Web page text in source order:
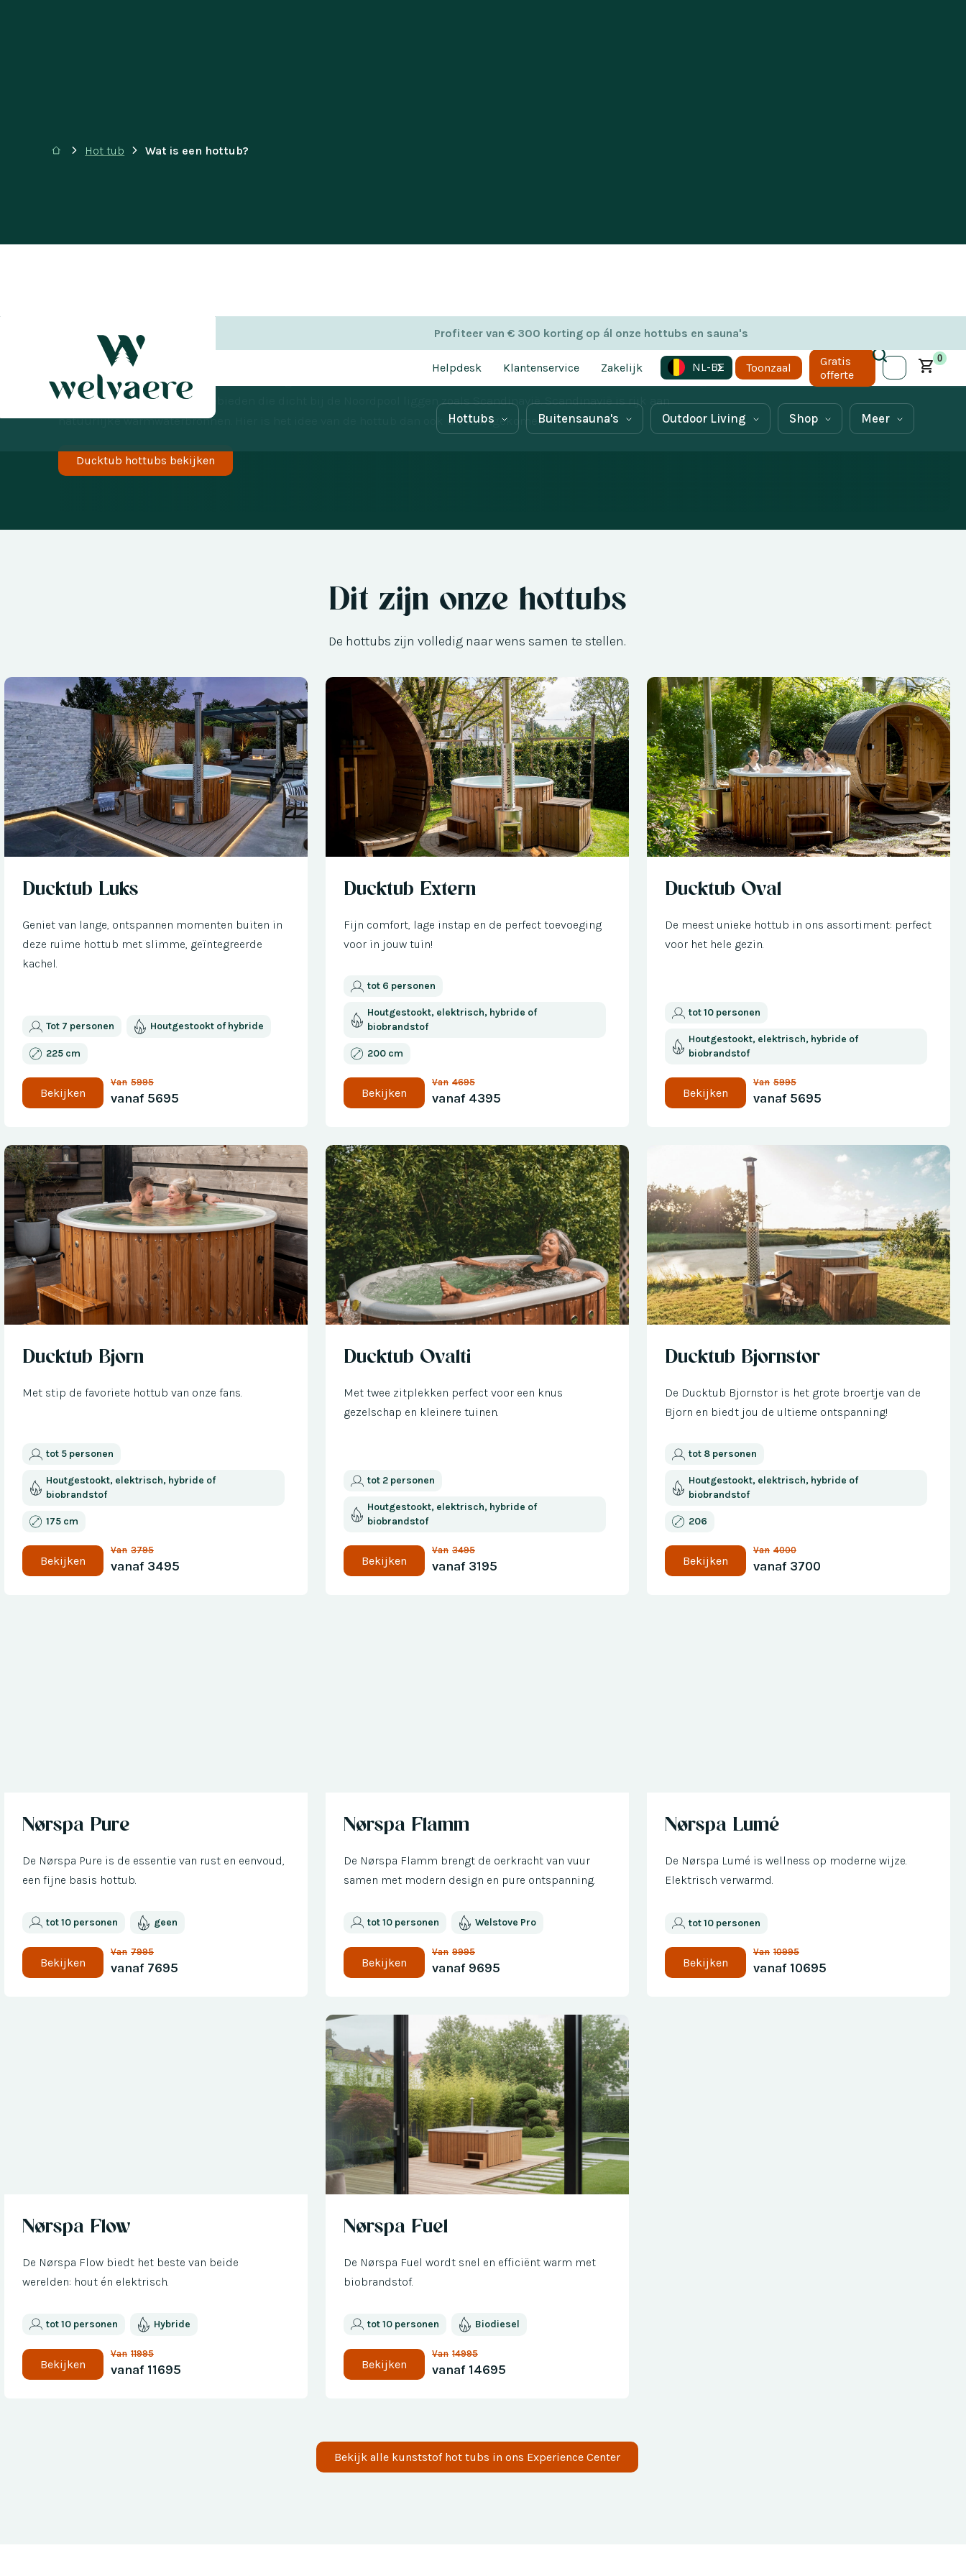
Profiteer van € 300 korting op ál onze hottubs en sauna's
Helpdesk Klantenservice Zakelijk NL-BE Toonzaal
Gratis
offerte
0
Hottubs Buitensauna's Outdoor Living Shop Meer
Hot tub Wat is een hottub?
Wat is een hottub?
Lang geleden werden er al houten baden gemaakt die verwarmd werden met een houtkachel. De hottub kent een lange
geschiedenis en komt uit gebieden die dicht bij de Noordpool liggen zoals Scandinavië. Scandinavië is rijk aan
natuurlijke warmwaterbronnen. Hier is het idee van de hottub dan ook uit voortgekomen.
Ducktub hottubs bekijken
Dit zijn onze hottubs
De hottubs zijn volledig naar wens samen te stellen.
Ducktub Luks
Geniet van lange, ontspannen momenten buiten in
deze ruime hottub met slimme, geïntegreerde
kachel.
Tot 7 personen Houtgestookt of hybride
225 cm
Bekijken
Van 5995
vanaf 5695
Ducktub Extern
Fijn comfort, lage instap en de perfect toevoeging
voor in jouw tuin!
tot 6 personen
Houtgestookt, elektrisch, hybride of
biobrandstof
200 cm
Bekijken
Van 4695
vanaf 4395
Ducktub Oval
De meest unieke hottub in ons assortiment: perfect
voor het hele gezin.
tot 10 personen
Houtgestookt, elektrisch, hybride of
biobrandstof
Bekijken
Van 5995
vanaf 5695
Ducktub Bjorn
Met stip de favoriete hottub van onze fans.
tot 5 personen
Houtgestookt, elektrisch, hybride of
biobrandstof
175 cm
Bekijken
Van 3795
vanaf 3495
Ducktub Ovalti
Met twee zitplekken perfect voor een knus
gezelschap en kleinere tuinen.
tot 2 personen
Houtgestookt, elektrisch, hybride of
biobrandstof
Bekijken
Van 3495
vanaf 3195
Ducktub Bjornstor
De Ducktub Bjornstor is het grote broertje van de
Bjorn en biedt jou de ultieme ontspanning!
tot 8 personen
Houtgestookt, elektrisch, hybride of
biobrandstof
206
Bekijken
Van 4000
vanaf 3700
Nørspa Pure
De Nørspa Pure is de essentie van rust en eenvoud,
een fijne basis hottub.
tot 10 personen geen
Bekijken
Van 7995
vanaf 7695
Nørspa Flamm
De Nørspa Flamm brengt de oerkracht van vuur
samen met modern design en pure ontspanning.
tot 10 personen Welstove Pro
Bekijken
Van 9995
vanaf 9695
Nørspa Lumé
De Nørspa Lumé is wellness op moderne wijze.
Elektrisch verwarmd.
tot 10 personen
Bekijken
Van 10995
vanaf 10695
Nørspa Flow
De Nørspa Flow biedt het beste van beide
werelden: hout én elektrisch.
tot 10 personen Hybride
Bekijken
Van 11995
vanaf 11695
Nørspa Fuel
De Nørspa Fuel wordt snel en efficiënt warm met
biobrandstof.
tot 10 personen Biodiesel
Bekijken
Van 14995
vanaf 14695
Bekijk alle kunststof hot tubs in ons Experience Center